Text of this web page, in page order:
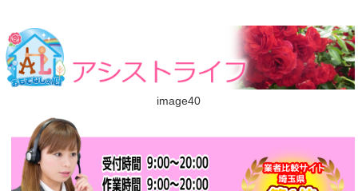
image40